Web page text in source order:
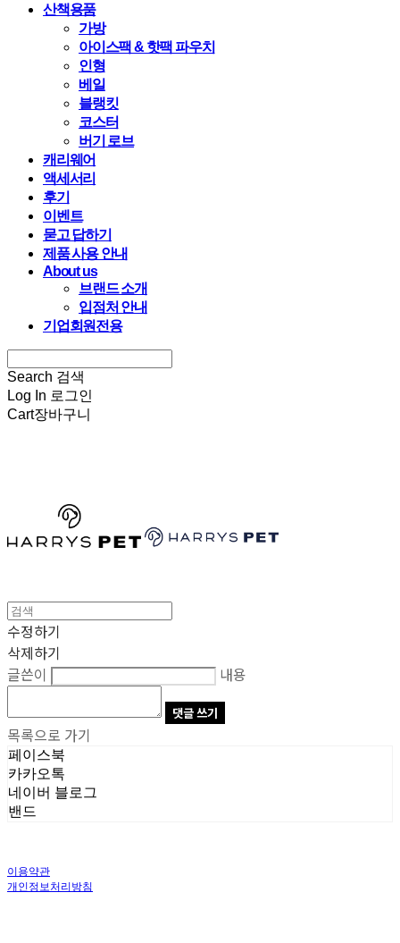
산책용품
가방
아이스팩 & 핫팩 파우치
인형
베일
블랭킷
코스터
버기 로브
캐리웨어
액세서리
후기
이벤트
묻고 답하기
제품 사용 안내
About us
브랜드 소개
입점처 안내
기업회원전용
Search 검색
Log In 로그인
Cart장바구니
수정하기
삭제하기
글쓴이
내용
댓글 쓰기
목록으로 가기
페이스북
카카오톡
네이버 블로그
밴드
이용약관
개인정보처리방침